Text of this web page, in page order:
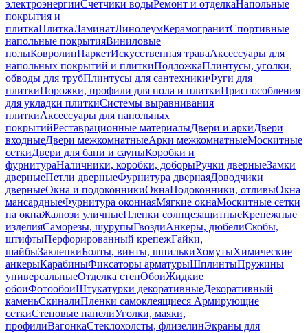
электроэнергииСчетчики водыРемонт и отделкаНапольные
покрытия и
плиткаПлиткаЛаминатЛинолеумКерамогранитСпортивные
напольные покрытияВиниловые
полыКовролинПаркетИскусственная траваАксессуары для
напольных покрытий и плиткиПодложкаПлинтусы, уголки,
обводы для трубПлинтусы для сантехникиФуги для
плиткиПорожки, профили для пола и плиткиПриспособления
для укладки плиткиСистемы выравнивания
плиткиАксессуары для напольных
покрытийРеставрационные материалыДвери и аркиДвери
входныеДвери межкомнатныеАрки межкомнатныеМоскитные
сеткиДвери для бани и сауныКоробки и
фурнитураНаличники, коробки, доборыРучки дверныеЗамки
дверныеПетли дверныеФурнитура двернаяДоводчики
дверныеОкна и подоконникиОкнаПодоконники, отливыОкна
мансардныеФурнитура оконнаяМягкие окнаМоскитные сетки
на окнаЖалюзи уличныеПленки солнцезащитныеКрепежные
изделияСаморезы, шурупыГвоздиАнкеры, дюбелиСкобы,
штифтыПерфорированный крепежГайки,
шайбыЗаклепкиБолты, винты, шпилькиХомутыХимические
анкерыКарабиныФиксаторы арматурыШплинтыПружины
универсальныеОтделка стенОбоиЖидкие
обоиФотообоиШтукатурки декоративныеДекоративный
каменьСкиналиПленки самоклеящиеся Армирующие
сеткиСтеновые панелиУголки, маяки,
профилиВагонкаСтеклохолсты, флизелинЭкраны для